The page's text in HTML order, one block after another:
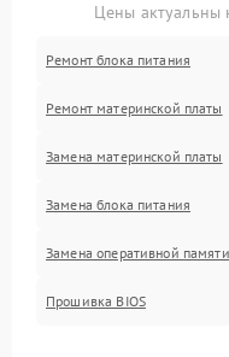
Цены актуальны
Ремонт блока питания
Ремонт материнской платы
Замена материнской платы
Замена блока питания
Замена оперативной памяти
Прошивка BIOS